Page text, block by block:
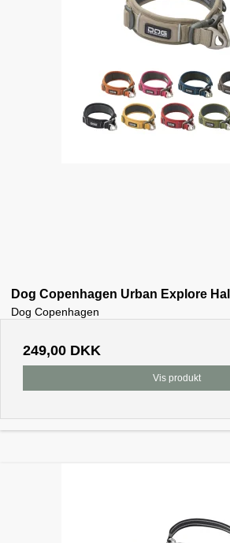
Dog Copenhagen Urban Explore
Dog Copenhagen
249,00 DKK
Vis produkt